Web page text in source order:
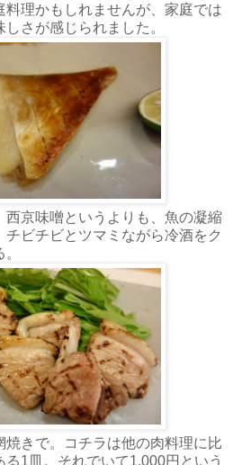
料理かもしれませんが、家庭では
さが感じられました。
西京味噌というよりも、魚の凝縮
ビチビとツマミながら冷酒をク
焼きで。コチラは他の肉料理に比
1皿。それでいて1,000円という